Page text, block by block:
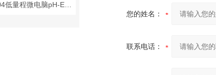
HI991404低量程微电脑pH-EC-TDS-℃连续测定仪
您的姓名：
联系电话：